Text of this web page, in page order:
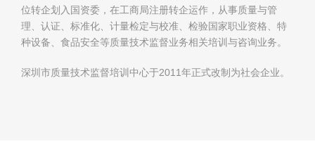
位转企划入国资委，在工商局注册转企运作，从事质量与管
理、认证、标准化、计量检定与校准、检验国家职业资格、特
种设备、食品安全等质量技术监督业务相关培训与咨询业务。
深圳市质量技术监督培训中心于2011年正式改制为社会企业。